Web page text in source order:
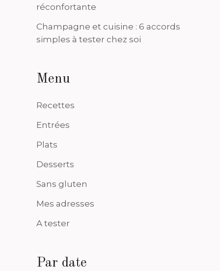
réconfortante
Champagne et cuisine : 6 accords
simples à tester chez soi
Menu
Recettes
Entrées
Plats
Desserts
Sans gluten
Mes adresses
A tester
Par date